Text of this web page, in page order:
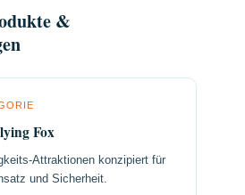
&
Fox
Attraktionen konzipiert für
und Sicherheit.